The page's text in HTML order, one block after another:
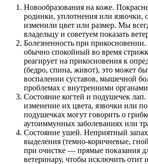
Новообразования на коже.
родинки, уплотнения или язвочки,
изменили цвет или размер. Мы
владельцу и советуем показать
Болезненность при
обычно спокойный во время
реагирует на прикосновения к
(бедро, спина, живот), это может
воспалении суставов, мышечной
проблемах с внутренними
Состояние когтей и подушечек лап.
изменение их цвета, язвочки или
подушечках могут говорить о
аутоиммунных заболеваниях или
Состояние ушей. Неприятный
выделения (темно-коричневые,
при очистке — прямые показания
ветеринару, чтобы исключить отит